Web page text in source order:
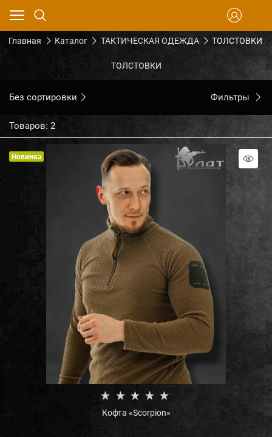
Главная Каталог ТАКТИЧЕСКАЯ ОДЕЖДА ТОЛСТОВКИ
ТОЛСТОВКИ
Без сортировки Фильтры
Товаров: 2
Новинка
Кофта «Scorpion»